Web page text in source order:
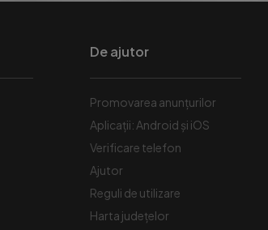
De ajutor
Promovarea anunțurilor
Aplicații: Android și iOS
Verificare telefon
Ajutor
Reguli de utilizare
Harta județelor